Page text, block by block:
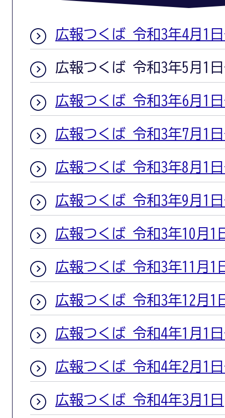
広報つくば 令和3年4月1
広報つくば 令和3年5月1
広報つくば 令和3年6月1
広報つくば 令和3年7月1
広報つくば 令和3年8月1
広報つくば 令和3年9月1
広報つくば 令和3年10月1
広報つくば 令和3年11月1
広報つくば 令和3年12月1
広報つくば 令和4年1月1
広報つくば 令和4年2月1
広報つくば 令和4年3月1日